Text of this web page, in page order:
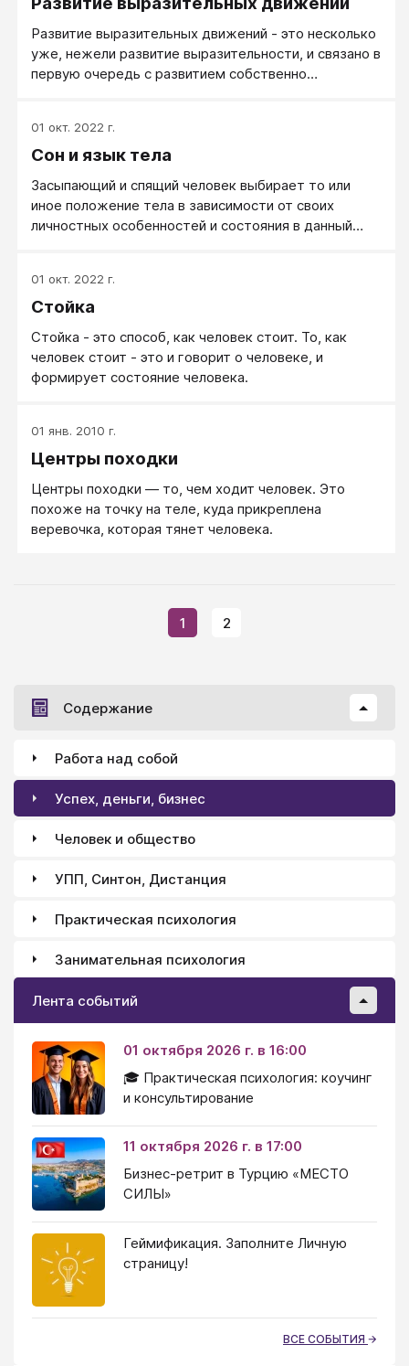
Развитие выразительных движений - это несколько
уже, нежели развитие выразительности, и связано в
первую очередь с развитием собственно
выразительных жестов в танце. Как правило,
требуется профессионалам - актерам, танцорам, и
профессионалам по жизни важнее развитие
выразительности.
01 окт. 2022 г.
Сон и язык тела
Засыпающий и спящий человек выбирает то или
иное положение тела в зависимости от своих
личностных особенностей и состояния в данный
уверен в себе. Если руки разбросаны - чувствует
себя хозяином положения. Иногда, впрочем, это
комочек - нуждается в близости, душевном тепле и
защите. Или - замерз. На боку, тело ровное, ладонь
под щекой - спокойное состояние, дружественное
успокоить. Или душевные нелады, или болит живот.
01 окт. 2022 г.
Стойка
Стойка - это способ, как человек стоит. То, как
человек стоит - это и говорит о человеке, и
формирует состояние человека.
01 янв. 2010 г.
Центры походки
Центры походки — то, чем ходит человек. Это
похоже на точку на теле, куда прикреплена
веревочка, которая тянет человека.
1 2
Содержание
Работа над собой
Успех, деньги, бизнес
Человек и общество
УПП, Синтон, Дистанция
Практическая психология
Занимательная психология
Лента событий
01 октября 2026 г. в 16:00
🎓 Практическая психология: коучинг
и консультирование
11 октября 2026 г. в 17:00
Бизнес-ретрит в Турцию «МЕСТО
СИЛЫ»
Геймификация. Заполните Личную
страницу!
ВСЕ СОБЫТИЯ